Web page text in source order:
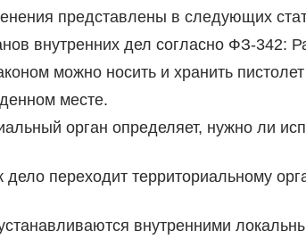
представлены в следующих
внутренних дел согласно ФЗ-342:
можно носить и хранить
месте.
орган определяет, нужно ли
дело переходит территориальному
внутренними